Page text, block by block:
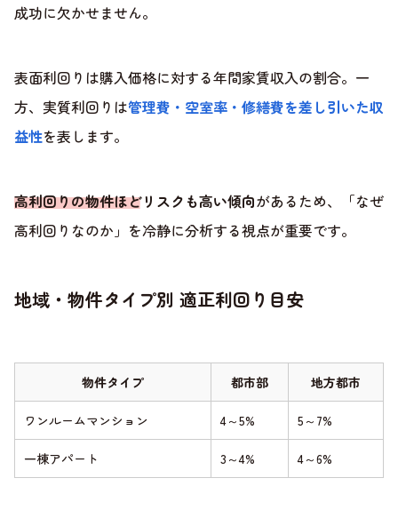
成功に欠かせません。
表面利回りは購入価格に対する年間家賃収入の割合。一
方、実質利回りは管理費・空室率・修繕費を差し引いた収
益性を表します。
高利回りの物件ほどリスクも高い傾向があるため、「なぜ
高利回りなのか」を冷静に分析する視点が重要です。
地域・物件タイプ別 適正利回り目安
物件タイプ 都市部 地方都市
ワンルームマンション 4～5% 5～7%
一棟アパート 3～4% 4～6%